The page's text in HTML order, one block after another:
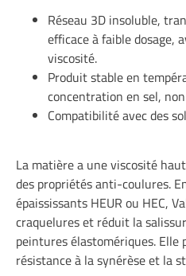
Réseau 3D insoluble,
efficace à faible dosage,
viscosité.
Produit stable en
concentration en sel,
Compatibilité avec des
La matière a une viscosité
des propriétés anti-coulures.
épaississants HEUR ou HEC,
craquelures et réduit la
peintures élastomériques. Elle
résistance à la synérèse et la